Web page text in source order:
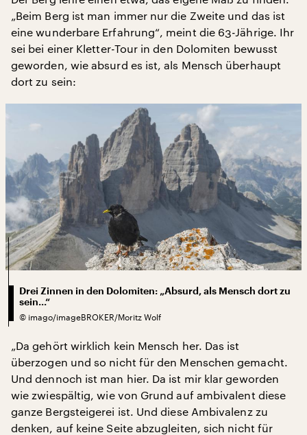
„Beim Berg ist man immer nur die Zweite und das ist
eine wunderbare Erfahrung“, meint die 63-Jährige. Ihr
sei bei einer Kletter-Tour in den Dolomiten bewusst
geworden, wie absurd es ist, als Mensch überhaupt
dort zu sein:
Drei Zinnen in den Dolomiten: „Absurd, als Mensch dort zu
sein...“
© imago/imageBROKER/Moritz Wolf
„Da gehört wirklich kein Mensch her. Das ist
überzogen und so nicht für den Menschen gemacht.
Und dennoch ist man hier. Da ist mir klar geworden
wie zwiespältig, wie von Grund auf ambivalent diese
ganze Bergsteigerei ist. Und diese Ambivalenz zu
denken, auf keine Seite abzugleiten, sich nicht für